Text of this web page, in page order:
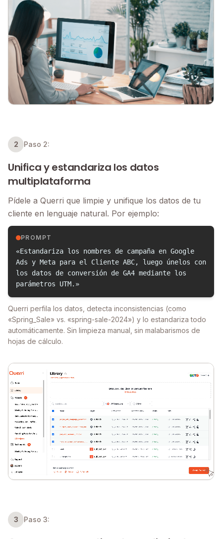
2 Paso 2:
Unifica y estandariza los datos
multiplataforma
Pídele a Querri que limpie y unifique los datos de tu
cliente en lenguaje natural. Por ejemplo:
PROMPT
«Estandariza los nombres de campaña en Google
Ads y Meta para el Cliente ABC, luego únelos con
los datos de conversión de GA4 mediante los
parámetros UTM.»
Querri perfila los datos, detecta inconsistencias (como
«Spring_Sale» vs. «spring-sale-2024») y lo estandariza todo
automáticamente. Sin limpieza manual, sin malabarismos de
hojas de cálculo.
3 Paso 3: